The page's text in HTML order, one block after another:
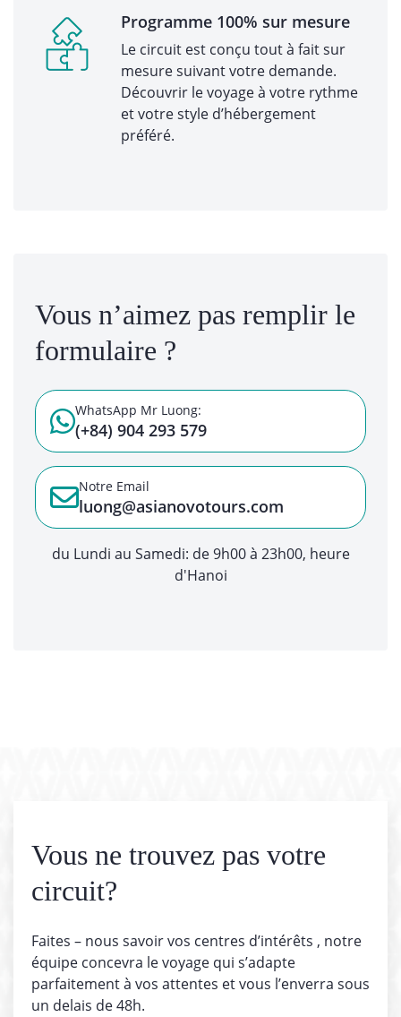
Programme 100% sur mesure
Le circuit est conçu tout à fait sur
mesure suivant votre demande.
Découvrir le voyage à votre rythme
et votre style d’hébergement
préféré.
Vous n’aimez pas remplir le
formulaire ?
WhatsApp Mr Luong:
(+84) 904 293 579
Notre Email
luong@asianovotours.com
du Lundi au Samedi: de 9h00 à 23h00, heure
d'Hanoi
Vous ne trouvez pas votre
circuit?
Faites – nous savoir vos centres d’intérêts , notre
équipe concevra le voyage qui s’adapte
parfaitement à vos attentes et vous l’enverra sous
un delais de 48h.